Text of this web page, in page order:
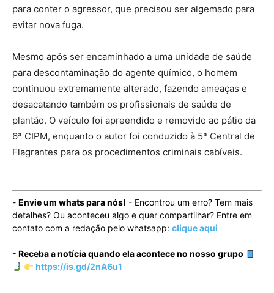
para conter o agressor, que precisou ser algemado para
evitar nova fuga.
Mesmo após ser encaminhado a uma unidade de saúde
para descontaminação do agente químico, o homem
continuou extremamente alterado, fazendo ameaças e
desacatando também os profissionais de saúde de
plantão. O veículo foi apreendido e removido ao pátio da
6ª CIPM, enquanto o autor foi conduzido à 5ª Central de
Flagrantes para os procedimentos criminais cabíveis.
- Envie um whats para nós! - Encontrou um erro? Tem mais
detalhes? Ou aconteceu algo e quer compartilhar? Entre em
contato com a redação pelo whatsapp: clique aqui
- Receba a notícia quando ela acontece no nosso grupo
https://is.gd/2nA6u1